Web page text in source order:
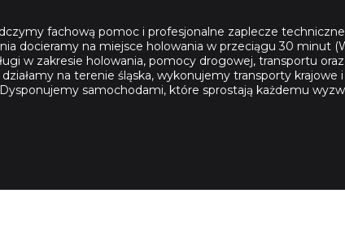
fachową pomoc i profesjonalne zaplecze
docieramy na miejsce holowania w przeciągu 30 minut
w zakresie holowania, pomocy drogowej, transportu
działamy na terenie śląska, wykonujemy transporty krajowe
Dysponujemy samochodami, które sprostają każdemu